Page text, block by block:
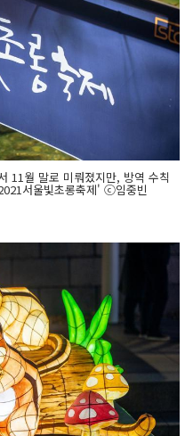
11월 말로 미뤄졌지만, 방역 수칙
서울빛초롱축제' ⓒ임중빈